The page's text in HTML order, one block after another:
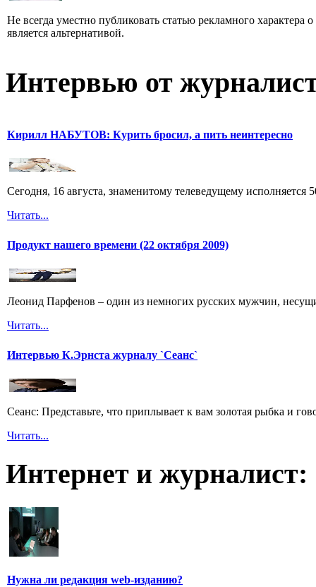
Не всегда уместно публиковать статью рекламного
является альтернативой.
Интервью от
Кирилл НАБУТОВ: Курить бросил, а пить неинтересно
Сегодня, 16 августа, знаменитому телеведущему
Читать...
Продукт нашего времени (22 октября 2009)
Леонид Парфенов – один из немногих русских мужчин,
Читать...
Интервью К.Эрнста журналу `Сеанс`
Сеанс: Представьте, что приплывает к вам золотая рыбка и
Читать...
Интернет и журналист:
Нужна ли редакция web-изданию?